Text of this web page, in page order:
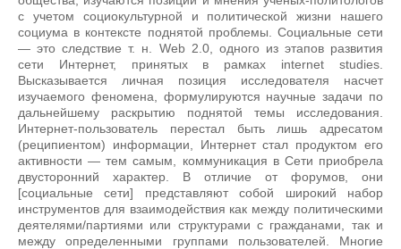
с учетом социокультурной и политической жизни нашего
социума в контексте поднятой проблемы. Социальные сети
— это следствие т. н. Web 2.0, одного из этапов развития
сети Интернет, принятых в рамках internet studies.
Высказывается личная позиция исследователя насчет
изучаемого феномена, формулируются научные задачи по
дальнейшему раскрытию поднятой темы исследования.
Интернет-пользователь перестал быть лишь адресатом
(реципиентом) информации, Интернет стал продуктом его
активности — тем самым, коммуникация в Сети приобрела
двусторонний характер. В отличие от форумов, они
[социальные сети] представляют собой широкий набор
инструментов для взаимодействия как между политическими
деятелями/партиями или структурами с гражданами, так и
между определенными группами пользователей. Многие